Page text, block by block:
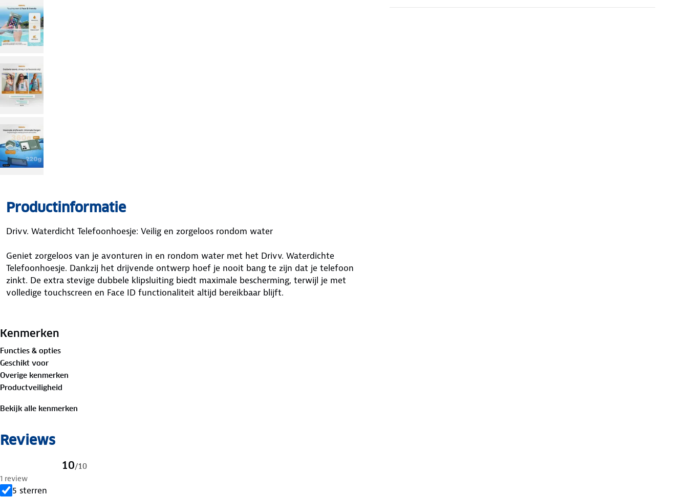
Productinformatie
Drivv. Waterdicht Telefoonhoesje: Veilig en zorgeloos rondom water
Geniet zorgeloos van je avonturen in en rondom water met het Drivv. Waterdichte
Telefoonhoesje. Dankzij het drijvende ontwerp hoef je nooit bang te zijn dat je telefoon
zinkt. De extra stevige dubbele klipsluiting biedt maximale bescherming, terwijl je met
volledige touchscreen en Face ID functionaliteit altijd bereikbaar blijft.
✔ Dubbele klipsluiting: Extra beveiliging tegen water.
✔ Touchscreen & Face ID vriendelijk: Blijft volledig functioneel.
✔ Universeel bruikbaar: Geschikt voor de meeste telefoons.
✔ IPX-8 gecertificeerd: Hoogst mogelijke waterdichtheid.
Met dit hoesje kun je kristalheldere foto's maken en altijd verbonden blijven, zelfs in de
Kenmerken
Functies & opties
Geschikt voor
Overige kenmerken
Productveiligheid
Bekijk alle kenmerken
Reviews
10/10
1 review
5 sterren